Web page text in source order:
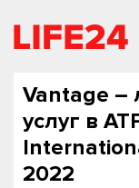
Vantage –
услуг в
2022